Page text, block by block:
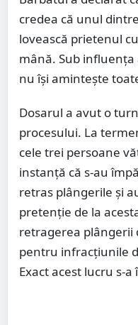
credea că unul
lovească prietenul
mână. Sub
nu își amintește
Dosarul a avut o
procesului. La
cele trei persoane
instanță că s-au
retras plângerile și
pretenție de la
retragerea plângerii
pentru infracțiunile
Exact acest lucru s-